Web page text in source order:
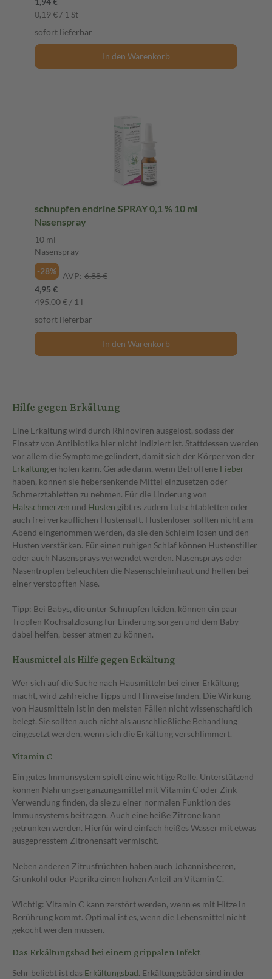
Hilfe gegen Erkältung
Eine Erkältung wird durch Rhinoviren ausgelöst, sodass der
Einsatz von Antibiotika hier nicht indiziert ist. Stattdessen werden
vor allem die Symptome gelindert, damit sich der Körper von der
Erkältungerholen kann. Gerade dann, wenn Betroffene Fieber
haben, können sie fiebersenkende Mittel einzusetzen oder
Schmerztabletten zu nehmen. Für die Linderung von
Halsschmerzen und Husten gibt es zudem Lutschtabletten oder
auch frei verkäuflichen Hustensaft. Hustenlöser sollten nicht am
Abend eingenommen werden, da sie den Schleim lösen und den
Husten verstärken. Für einen ruhigen Schlaf können Hustenstiller
oder auch Nasensprays verwendet werden. Nasensprays oder
Nasentropfen befeuchten die Nasenschleimhaut und helfen bei
einer verstopften Nase.
Tipp: Bei Babys, die unter Schnupfen leiden, können ein paar
Tropfen Kochsalzlösung für Linderung sorgen und dem Baby
dabei helfen, besser atmen zu können.
Hausmittel als Hilfe gegen Erkältung
Wer sich auf die Suche nach Hausmitteln bei einer Erkältung
macht, wird zahlreiche Tipps und Hinweise finden. Die Wirkung
von Hausmitteln ist in den meisten Fällen nicht wissenschaftlich
belegt. Sie sollten auch nicht als ausschließliche Behandlung
eingesetzt werden, wenn sich die Erkältung verschlimmert.
Vitamin C
Ein gutes Immunsystem spielt eine wichtige Rolle. Unterstützend
können Nahrungsergänzungsmittel mit Vitamin C oder Zink
Verwendung finden, da sie zu einer normalen Funktion des
Immunsystems beitragen. Auch eine heiße Zitrone kann
getrunken werden. Hierfür wird einfach heißes Wasser mit etwas
ausgepresstem Zitronensaft vermischt.
Neben anderen Zitrusfrüchten haben auch Johannisbeeren,
Grünkohl oder Paprika einen hohen Anteil an Vitamin C.
Wichtig: Vitamin C kann zerstört werden, wenn es mit Hitze in
Berührung kommt. Optimal ist es, wenn die Lebensmittel nicht
gekocht werden müssen.
Das Erkältungsbad bei einem grippalen Infekt
Sehr beliebt ist das Erkältungsbad. Erkältungsbäder sind in der
0,19 € / 1 St
sofort lieferbar
In den Warenkorb
schnupfen endrine SPRAY 0,1 % 10 ml
Nasenspray
10 ml
Nasenspray
-28%
AVP: 6,88 €
4,95 €
495,00 € / 1 l
sofort lieferbar
In den Warenkorb